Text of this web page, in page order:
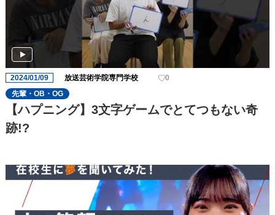
2024/01/09 放送芸術学院専門学校
0
先輩・OB・OG
【ハプニング】3文字ゲームでとてつもない奇
跡!?